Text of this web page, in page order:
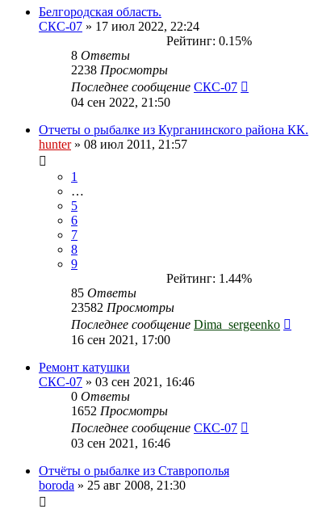
Белгородская область.
СКС-07 » 17 июл 2022, 22:24
Рейтинг: 0.15%
8 Ответы
2238 Просмотры
Последнее сообщение СКС-07
04 сен 2022, 21:50
Отчеты о рыбалке из Курганинского района КК.
hunter» 08 июл 2011, 21:57
1
…
5
6
7
8
9
Рейтинг: 1.44%
85 Ответы
23582 Просмотры
Последнее сообщение Dima_sergeenko
16 сен 2021, 17:00
Ремонт катушки
СКС-07 » 03 сен 2021, 16:46
0 Ответы
1652 Просмотры
Последнее сообщение СКС-07
03 сен 2021, 16:46
Отчёты о рыбалке из Ставрополья
boroda » 25 авг 2008, 21:30